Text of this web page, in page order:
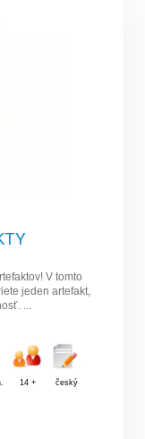
V tomto
jeden artefakt,
...
14 + český